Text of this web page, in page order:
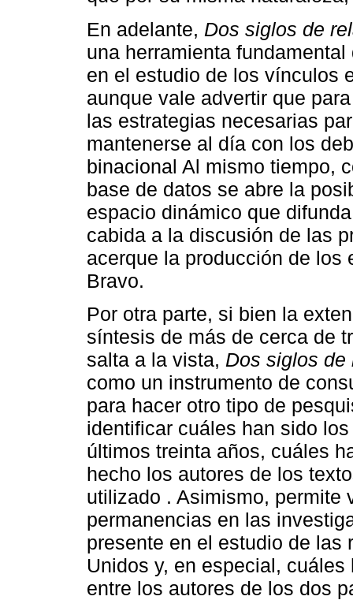
En adelante, Dos siglos de
una herramienta
en el estudio de los vínculos
aunque vale advertir que
las estrategias necesarias
mantenerse al día con los
binacional Al mismo tiempo,
base de datos se abre la
espacio dinámico que
cabida a la discusión de las
acerque la producción de
Bravo.
Por otra parte, si bien la
síntesis de más de cerca de
salta a la vista, Dos siglos de
como un instrumento de
para hacer otro tipo de
identificar cuáles han sido
últimos treinta años, cuáles
hecho los autores de los
utilizado . Asimismo, permite
permanencias en las
presente en el estudio de las
Unidos y, en especial,
entre los autores de los dos